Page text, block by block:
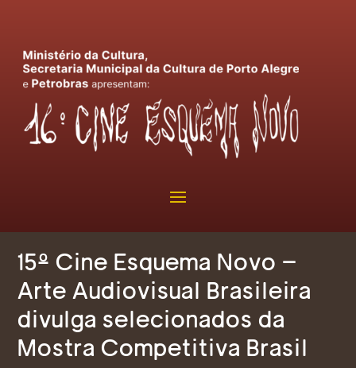
15º Cine Esquema Novo –
Arte Audiovisual Brasileira
divulga selecionados da
Mostra Competitiva Brasil